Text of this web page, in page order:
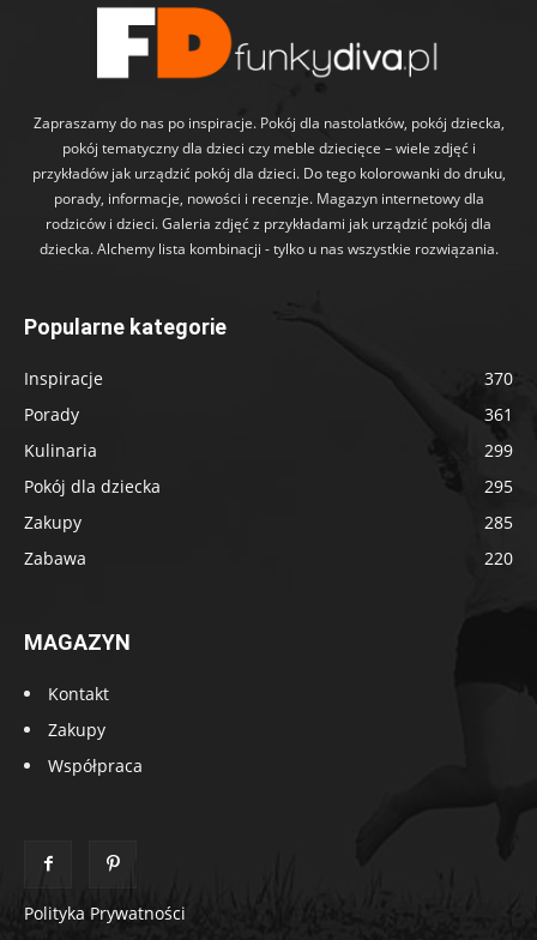
Zapraszamy do nas po inspiracje. Pokój dla nastolatków, pokój dziecka,
pokój tematyczny dla dzieci czy meble dziecięce – wiele zdjęć i
przykładów jak urządzić pokój dla dzieci. Do tego kolorowanki do druku,
porady, informacje, nowości i recenzje. Magazyn internetowy dla
rodziców i dzieci. Galeria zdjęć z przykładami jak urządzić pokój dla
dziecka. Alchemy lista kombinacji - tylko u nas wszystkie rozwiązania.
Popularne kategorie
Inspiracje
370
Porady
361
Kulinaria
299
Pokój dla dziecka
295
Zakupy
285
Zabawa
220
MAGAZYN
Kontakt
Zakupy
Współpraca
Polityka Prywatności